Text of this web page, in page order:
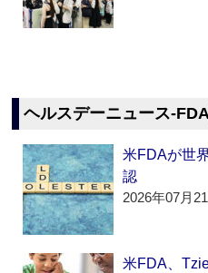
ヘルスデーニュース
米FDAが世
認
2026年07月
米FDA、